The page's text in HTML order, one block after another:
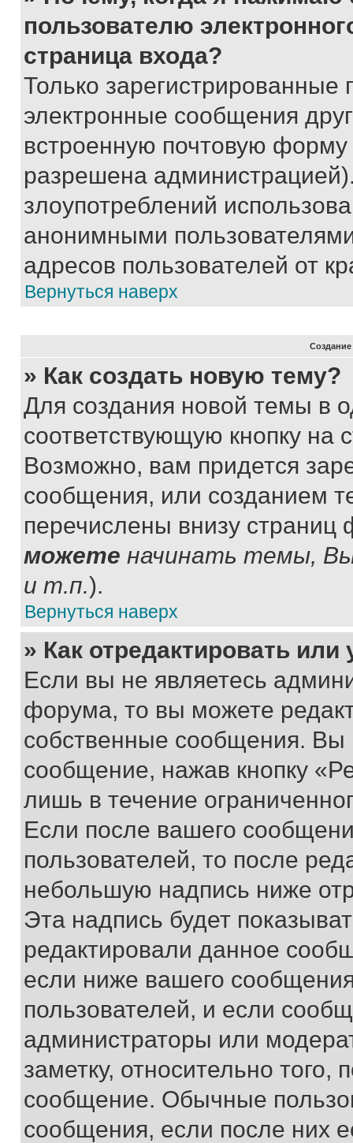
пользователю
страница входа?
Только зарегистрированные
электронные сообщения
встроенную почтовую
разрешена
злоупотреблений
анонимными
адресов пользователей от
Вернуться наверх
» Как создать новую тему?
Для создания новой темы в
соответствующую кнопку
Возможно, вам придется
сообщения, или созданием
перечислены внизу
можете начинать темы,
и т.п.).
Вернуться наверх
» Как отредактировать
Если вы не являетесь
форума, то вы можете
собственные сообщения. Вы
сообщение, нажав кнопку
лишь в течение
Если после вашего
пользователей, то после
небольшую надпись ниже
Эта надпись будет
редактировали данное
если ниже вашего
пользователей, и если
администраторы или
заметку, относительно
сообщение. Обычные
сообщения, если после них